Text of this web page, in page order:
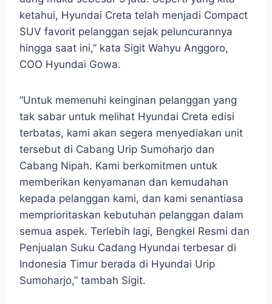
ketahui, Hyundai Creta telah menjadi Compact
SUV favorit pelanggan sejak peluncurannya
hingga saat ini,” kata Sigit Wahyu Anggoro,
COO Hyundai Gowa.
“Untuk memenuhi keinginan pelanggan yang
tak sabar untuk melihat Hyundai Creta edisi
terbatas, kami akan segera menyediakan unit
tersebut di Cabang Urip Sumoharjo dan
Cabang Nipah. Kami berkomitmen untuk
memberikan kenyamanan dan kemudahan
kepada pelanggan kami, dan kami senantiasa
memprioritaskan kebutuhan pelanggan dalam
semua aspek. Terlebih lagi, Bengkel Resmi dan
Penjualan Suku Cadang Hyundai terbesar di
Indonesia Timur berada di Hyundai Urip
Sumoharjo,” tambah Sigit.